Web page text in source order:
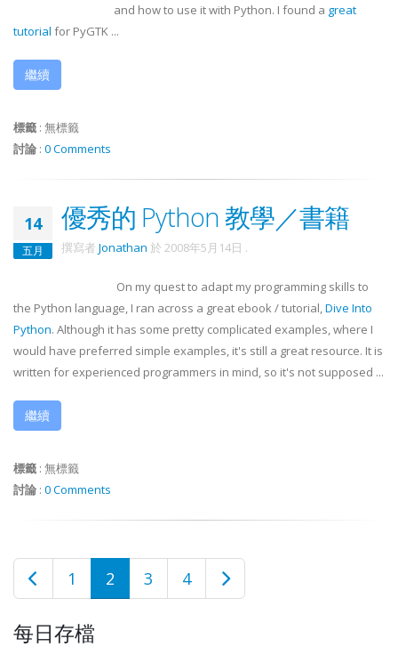
and how to use it with Python. I found a great
tutorial for PyGTK ...
繼續
標籤 : 無標籤
討論 : 0 Comments
14
五月
優秀的 Python 教學／書籍
撰寫者 Jonathan 於 2008年5月14日 .
On my quest to adapt my programming skills to
the Python language, I ran across a great ebook/ tutorial,Dive Into
Python. Although it has some pretty complicated examples, where I
would have preferred simple examples, it's still a great resource. It is
written for experienced programmers in mind, so it's not supposed ...
繼續
標籤 : 無標籤
討論 : 0 Comments
1 2 3 4
每日存檔